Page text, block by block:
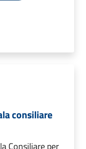
consiliare
Consiliare per